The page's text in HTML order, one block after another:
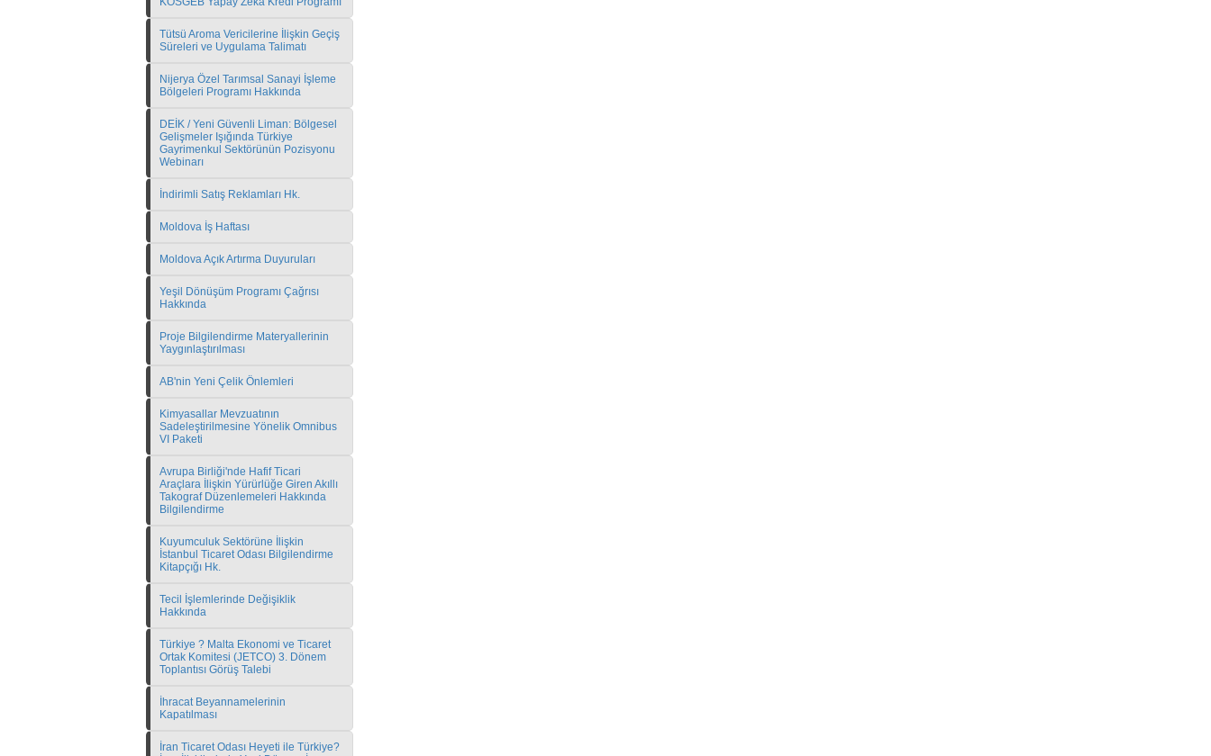
Tütsü Aroma Vericilerine İlişkin Geçiş
Süreleri ve Uygulama Talimatı
Nijerya Özel Tarımsal Sanayi İşleme
Bölgeleri Programı Hakkında
DEİK / Yeni Güvenli Liman: Bölgesel
Gelişmeler Işığında Türkiye
Gayrimenkul Sektörünün Pozisyonu
Webinarı
İndirimli Satış Reklamları Hk.
Moldova İş Haftası
Moldova Açık Artırma Duyuruları
Yeşil Dönüşüm Programı Çağrısı
Hakkında
Proje Bilgilendirme Materyallerinin
Yaygınlaştırılması
AB'nin Yeni Çelik Önlemleri
Kimyasallar Mevzuatının
Sadeleştirilmesine Yönelik Omnibus
VI Paketi
Avrupa Birliği'nde Hafif Ticari
Araçlara İlişkin Yürürlüğe Giren Akıllı
Takograf Düzenlemeleri Hakkında
Bilgilendirme
Kuyumculuk Sektörüne İlişkin
İstanbul Ticaret Odası Bilgilendirme
Kitapçığı Hk.
Tecil İşlemlerinde Değişiklik
Hakkında
Türkiye ? Malta Ekonomi ve Ticaret
Ortak Komitesi (JETCO) 3. Dönem
Toplantısı Görüş Talebi
İhracat Beyannamelerinin
Kapatılması
İran Ticaret Odası Heyeti ile Türkiye?